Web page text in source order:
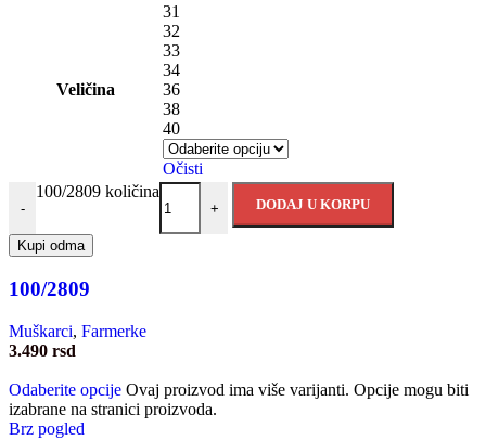
Veličina
31
32
33
34
36
38
40
Očisti
-
100/2809 količina
+ DODAJ U KORPU
Kupi odma
100/2809
Muškarci, Farmerke
3.490 rsd
Odaberite opcije Ovaj proizvod ima više varijanti. Opcije mogu biti
izabrane na stranici proizvoda.
Brz pogled